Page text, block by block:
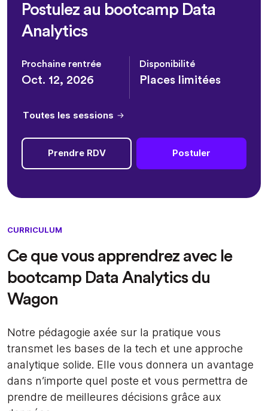
Postulez au bootcamp Data
Analytics
Prochaine rentrée
Oct. 12, 2026
Disponibilité
Places limitées
Toutes les sessions
Prendre RDV Postuler
CURRICULUM
Ce que vous apprendrez avec le
bootcamp Data Analytics du
Wagon
Notre pédagogie axée sur la pratique vous
transmet les bases de la tech et une approche
analytique solide. Elle vous donnera un avantage
dans n’importe quel poste et vous permettra de
prendre de meilleures décisions grâce aux